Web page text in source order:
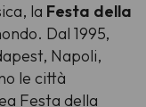
la Festa della
Dal 1995,
Napoli,
le città
Festa della